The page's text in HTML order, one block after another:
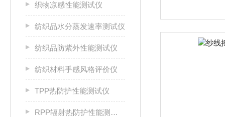
织物凉感性能测试仪
纺织品水分蒸发速率测试仪
纺织品防紫外性能测试仪
纺织材料手感风格评价仪
TPP热防护性能测试仪
RPP辐射热防护性能测试仪